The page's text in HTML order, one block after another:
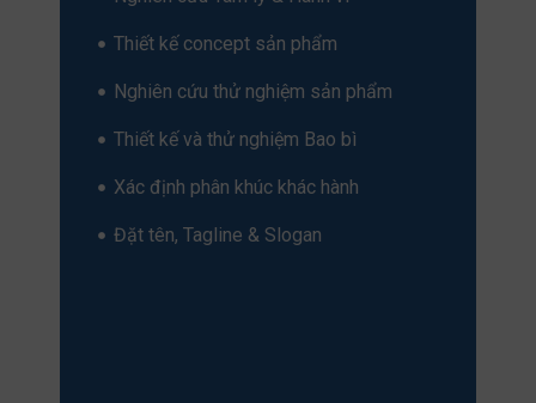
Thiết kế concept sản phẩm
Nghiên cứu thử nghiệm sản phẩm
Thiết kế và thử nghiệm Bao bì
Xác định phân khúc khác hành
Đặt tên, Tagline & Slogan